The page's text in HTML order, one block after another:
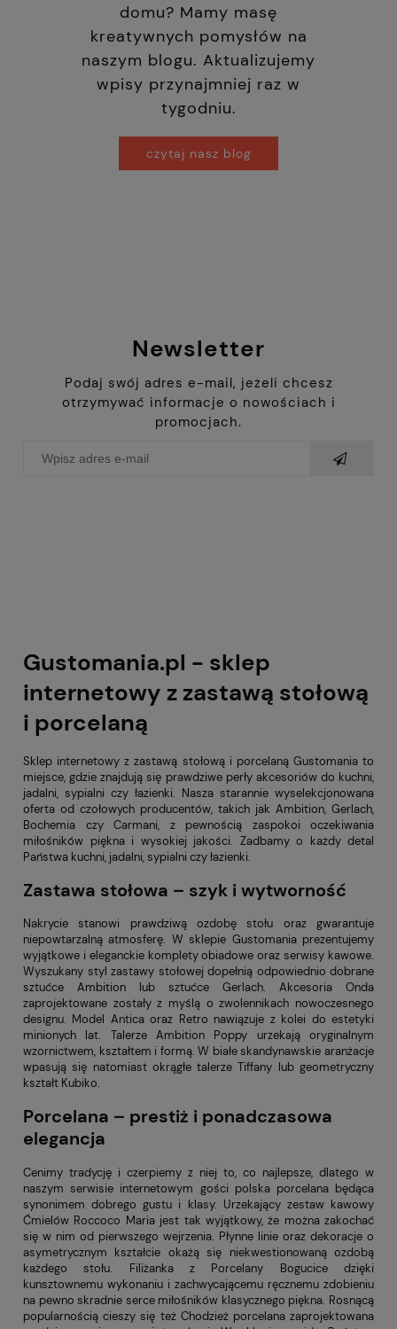
domu? Mamy masę
kreatywnych pomysłów na
naszym blogu. Aktualizujemy
wpisy przynajmniej raz w
tygodniu.
czytaj nasz blog
Newsletter
Podaj swój adres e-mail, jeżeli chcesz
otrzymywać informacje o nowościach i
promocjach.
Gustomania.pl - sklep
internetowy z zastawą stołową
i porcelaną
Sklep internetowy z zastawą stołową i porcelaną Gustomania to
miejsce, gdzie znajdują się prawdziwe perły akcesoriów do kuchni,
jadalni, sypialni czy łazienki. Nasza starannie wyselekcjonowana
oferta od czołowych producentów, takich jak Ambition, Gerlach,
Bochemia czy Carmani, z pewnością zaspokoi oczekiwania
miłośników piękna i wysokiej jakości. Zadbamy o każdy detal
Państwa kuchni, jadalni, sypialni czy łazienki.
Zastawa stołowa – szyk i wytworność
Nakrycie stanowi prawdziwą ozdobę stołu oraz gwarantuje
niepowtarzalną atmosferę. W sklepie Gustomania prezentujemy
wyjątkowe i eleganckie komplety obiadowe oraz serwisy kawowe.
Wyszukany styl zastawy stołowej dopełnią odpowiednio dobrane
sztućce Ambition lub sztućce Gerlach. Akcesoria Onda
zaprojektowane zostały z myślą o zwolennikach nowoczesnego
designu. Model Antica oraz Retro nawiązuje z kolei do estetyki
minionych lat. Talerze Ambition Poppy urzekają oryginalnym
wzornictwem, kształtem i formą. W białe skandynawskie aranżacje
wpasują się natomiast okrągłe talerze Tiffany lub geometryczny
kształt Kubiko.
Porcelana – prestiż i ponadczasowa
elegancja
Cenimy tradycję i czerpiemy z niej to, co najlepsze, dlatego w
naszym serwisie internetowym gości polska porcelana będąca
synonimem dobrego gustu i klasy. Urzekający zestaw kawowy
Ćmielów Roccoco Maria jest tak wyjątkowy, że można zakochać
się w nim od pierwszego wejrzenia. Płynne linie oraz dekoracje o
asymetrycznym kształcie okażą się niekwestionowaną ozdobą
każdego stołu. Filiżanka z Porcelany Bogucice dzięki
kunsztownemu wykonaniu i zachwycającemu ręcznemu zdobieniu
na pewno skradnie serce miłośników klasycznego piękna. Rosnącą
popularnością cieszy się też Chodzież porcelana zaprojektowana